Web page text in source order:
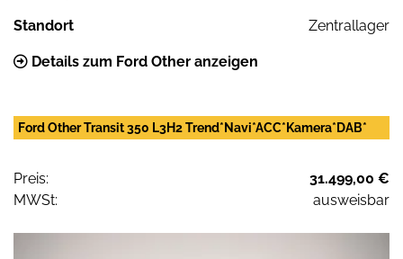
Standort Zentrallager
Details zum Ford Other anzeigen
Ford Other Transit 350 L3H2 Trend*Navi*ACC*Kamera*DAB*
Preis:
31.499,00 €
MWSt:
ausweisbar